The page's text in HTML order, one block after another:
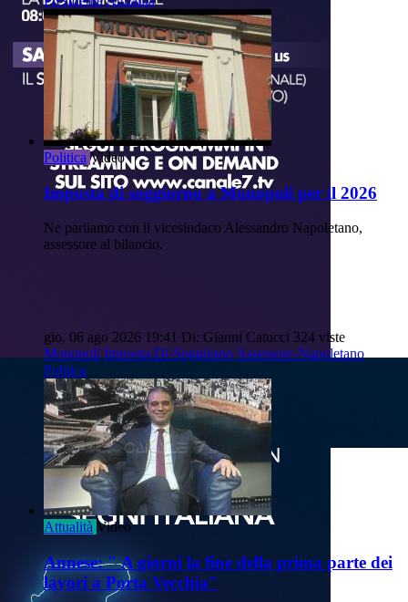
Politica Video
Imposta di soggiorno a Monopoli per il 2026
Ne parliamo con il vicesindaco Alessandro Napoletano,
assessore al bilancio.
gio, 06 ago 2026 19:41 Di: Gianni Catucci 324 viste
Monopoli Imposta-Di-SoggiornoAssessore-Napoletano
Politica
Attualità Video
Annese: " A giorni la fine della prima parte dei
lavori a Porta Vecchia"